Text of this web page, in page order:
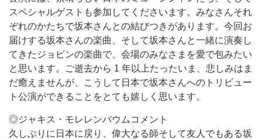
スペシャルゲストも参加してくださいます。みなさんそれ
ぞれのかたちで坂本さんとの結びつきがあります。今回お
届けする坂本さんの楽曲、そして坂本さんと一緒に演奏し
てきたジョビンの楽曲で、会場のみなさまを愛で包みたい
と思います。ご逝去から 1 年以上たったいま、悲しみはま
だ癒えませんが、こうして日本で坂本さんへのトリビュー
ト公演ができることをとても嬉しく思います。
◎ジャキス・モレレンバウムコメント
久しぶりに日本に戻り、偉大なる師そして友人でもある坂